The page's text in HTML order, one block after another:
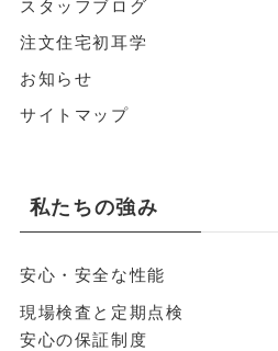
スタッフブログ
注文住宅初耳学
お知らせ
サイトマップ
私たちの強み
安心・安全な性能
現場検査と定期点検
安心の保証制度